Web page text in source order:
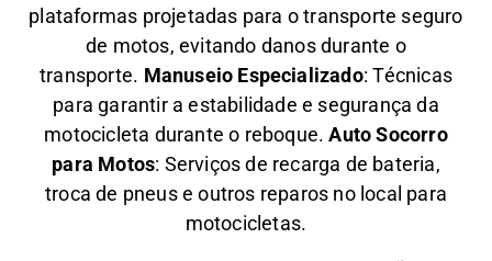
plataformas projetadas para o transporte seguro
de motos, evitando danos durante o
transporte. Manuseio Especializado: Técnicas
para garantir a estabilidade e segurança da
motocicleta durante o reboque.Auto Socorro
para Motos: Serviços de recarga de bateria,
troca de pneus e outros reparos no local para
motocicletas.